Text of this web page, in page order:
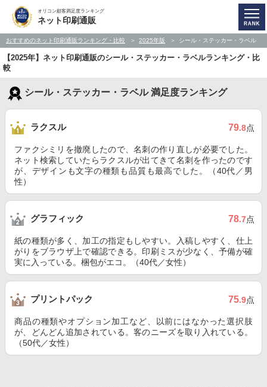
オリコン顧客満足度ランキング
ネット印刷通販
おすすめのネット印刷通販ランキング・比較 2025年版 シール・ステッカー・ラベル
【2025年】ネット印刷通販のシール・ステッカー・ラベルランキング・比
較
シール・ステッカー・ラベル 満足度ランキング
ラクスル 79.8点
ファクシミリを撤廃したので、名刺の作り直しが必要でした。
ネット検索していたらラクスルが出てきて名刺を作ったのです
が、デザインも文字の種類も品質も最高でした。（40代／男
性）
グラフィック 78.7点
紙の種類が多く、加工の指定もしやすい。入稿しやすく、仕上
がりをブラウザ上で確認できる。印刷ミスが少なく、予備が確
実に入っている。梱包がエコ。（40代／女性）
プリントパック 75.9点
商品の種類やオプション加工など、以前にはなかった選択肢
が、どんどん追加されている。客のニーズを取り入れている。
（50代／女性）